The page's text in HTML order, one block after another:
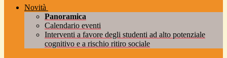
Novità
Panoramica
Calendario eventi
Interventi a favore degli studenti ad alto potenziale
cognitivo e a rischio ritiro sociale